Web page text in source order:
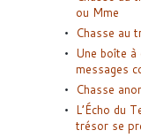
ou Mme
Chasse au
Une boîte
messages
Chasse
L’Écho du
trésor se